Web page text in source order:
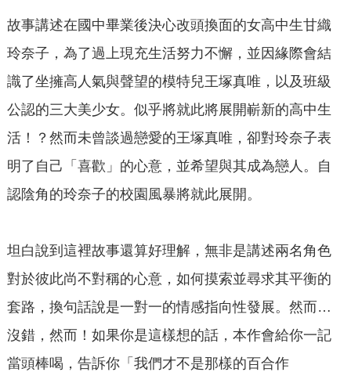
故事講述在國中畢業後決心改頭換面的女高中生甘織
玲奈子，為了過上現充生活努力不懈，並因緣際會結
識了坐擁高人氣與聲望的模特兒王塚真唯，以及班級
公認的三大美少女。似乎將就此將展開嶄新的高中生
活！？然而未曾談過戀愛的王塚真唯，卻對玲奈子表
明了自己「喜歡」的心意，並希望與其成為戀人。自
認陰角的玲奈子的校園風暴將就此展開。
坦白說到這裡故事還算好理解，無非是講述兩名角色
對於彼此尚不對稱的心意，如何摸索並尋求其平衡的
套路，換句話說是一對一的情感指向性發展。然而…
沒錯，然而！如果你是這樣想的話，本作會給你一記
當頭棒喝，告訴你「我們才不是那樣的百合作